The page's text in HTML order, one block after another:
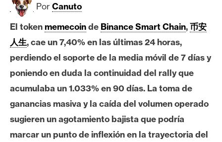
B
t
c
o
i
n
E
Por Canuto
El tokenmemecoinde Binance Smart Chain,币安
人生, cae un 7,40% en las últimas 24 horas,
perdiendo el soporte de la media móvil de 7 días y
poniendo en duda la continuidad del rally que
acumulaba un 1.033% en 90 días. La toma de
ganancias masiva y la caída del volumen operado
sugieren un agotamiento bajista que podría
marcar un punto de inflexión en la trayectoria del